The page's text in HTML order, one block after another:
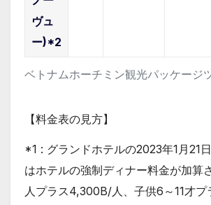
ベトナムホーチミン観光パッケー
ヴュ
ー)*2
【料金表の見方】
*1 : グランドホテルの2023年1月21
はホテルの強制ディナー料金が加
人プラス4,300B/人、子供6～11才